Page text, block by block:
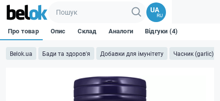
UA
RU
Belok.ua Бади та здоров'я Добавки для імунітету Часник (garlic)
Про товар Опис Склад Аналоги Відгуки (4)